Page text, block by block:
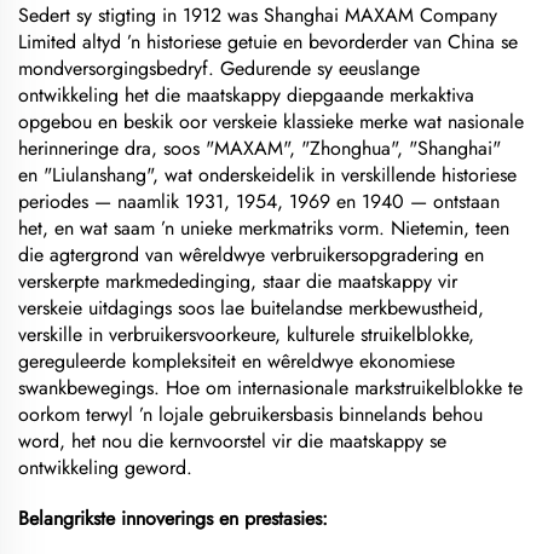
Sedert sy stigting in 1912 was Shanghai MAXAM Company
Limited altyd ’n historiese getuie en bevorderder van China se
mondversorgingsbedryf. Gedurende sy eeuslange
ontwikkeling het die maatskappy diepgaande merkaktiva
opgebou en beskik oor verskeie klassieke merke wat nasionale
herinneringe dra, soos "MAXAM", "Zhonghua", "Shanghai"
en "Liulanshang", wat onderskeidelik in verskillende historiese
periodes — naamlik 1931, 1954, 1969 en 1940 — ontstaan
het, en wat saam ’n unieke merkmatriks vorm. Nietemin, teen
die agtergrond van wêreldwye verbruikersopgradering en
verskerpte markmededinging, staar die maatskappy vir
verskeie uitdagings soos lae buitelandse merkbewustheid,
verskille in verbruikersvoorkeure, kulturele struikelblokke,
gereguleerde kompleksiteit en wêreldwye ekonomiese
swankbewegings. Hoe om internasionale markstruikelblokke te
oorkom terwyl ’n lojale gebruikersbasis binnelands behou
word, het nou die kernvoorstel vir die maatskappy se
ontwikkeling geword.
Belangrikste innoverings en prestasies: